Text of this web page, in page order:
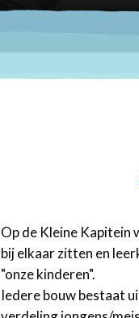
Op de Kleine Kapitein
bij elkaar zitten en
"onze kinderen".
Iedere bouw bestaat